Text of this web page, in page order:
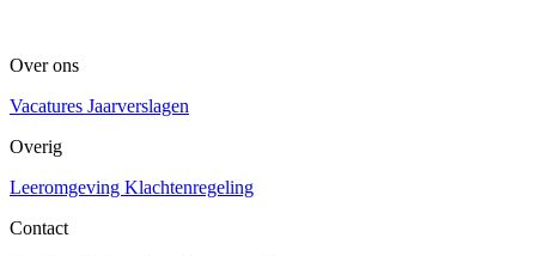
Over ons
Vacatures Jaarverslagen
Overig
Leeromgeving Klachtenregeling
Contact